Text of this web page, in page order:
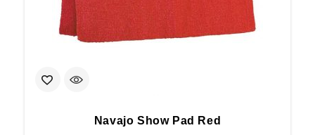
Navajo Show Pad Red